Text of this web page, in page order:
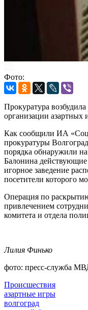
Фото:
Прокуратура
организации азартных
Как сообщили ИА
прокуратуры
порядка обнаружили
Балонина
игорное заведение
посетители которого
Операция по
привлечением
комитета и отдела
Лилия Финько
фото: пресс-служба
Происшествия
азартные игры
волгоград